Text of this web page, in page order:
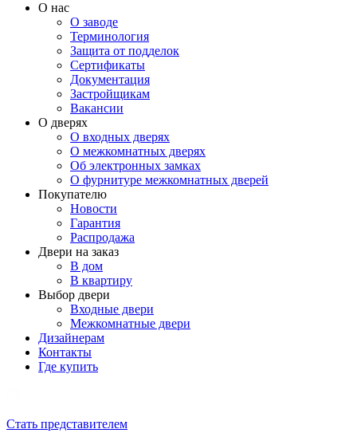
О нас
О заводе
Терминология
Защита от подделок
Сертификаты
Документация
Застройщикам
Вакансии
О дверях
О входных дверях
О межкомнатных дверях
Об электронных замках
О фурнитуре межкомнатных дверей
Покупателю
Новости
Гарантия
Распродажа
Двери на заказ
В дом
В квартиру
Выбор двери
Входные двери
Межкомнатные двери
Дизайнерам
Контакты
Где купить
Стать представителем